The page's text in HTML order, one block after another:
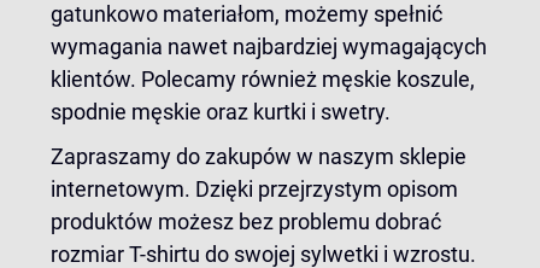
gatunkowo materiałom, możemy spełnić
wymagania nawet najbardziej wymagających
klientów. Polecamy również męskie koszule,
spodnie męskie oraz kurtki i swetry.
Zapraszamy do zakupów w naszym sklepie
internetowym. Dzięki przejrzystym opisom
produktów możesz bez problemu dobrać
rozmiar T-shirtu do swojej sylwetki i wzrostu.